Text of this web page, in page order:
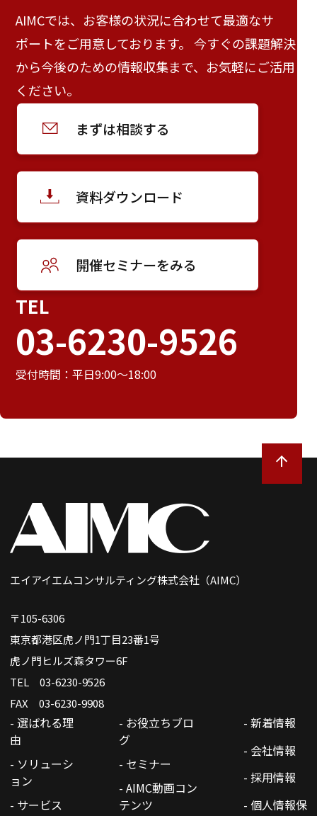
AIMCでは、お客様の状況に合わせて最適なサ
ポートをご用意しております。 今すぐの課題解決
から今後のための情報収集まで、お気軽にご活用
ください。
まずは相談する
資料ダウンロード
開催セミナーをみる
TEL
03-6230-9526
受付時間：平日9:00～18:00
エイアイエムコンサルティング株式会社（AIMC）
〒105-6306
東京都港区虎ノ門1丁目23番1号
虎ノ門ヒルズ森タワー6F
TEL 03-6230-9526
FAX 03-6230-9908
- 選ばれる理
由
- ソリューシ
ョン
- サービス
- お役立ちブロ
グ
- セミナー
- AIMC動画コン
テンツ
- 新着情報
- 会社情報
- 採用情報
- 個人情報保